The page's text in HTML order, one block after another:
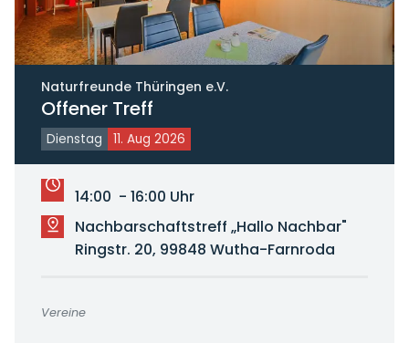
Naturfreunde Thüringen e.V.
Offener Treff
Dienstag 11. Aug 2026
14:00 - 16:00 Uhr
Nachbarschaftstreff „Hallo Nachbar"
Ringstr. 20, 99848 Wutha-Farnroda
Vereine